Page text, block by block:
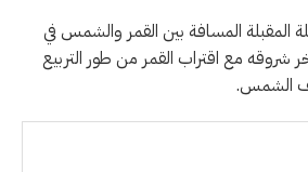
المقبلة المسافة بين القمر والشمس في
شروقه مع اقتراب القمر من طور التربيع
الشمس.